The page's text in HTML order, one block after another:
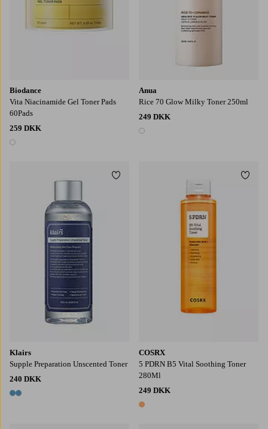
Biodance
Vita Niacinamide Gel Toner Pads
60Pads
259 DKK
1 farve
Anua
Rice 70 Glow Milky Toner 250ml
249 DKK
1 farve
Klairs
Supple Preparation Unscented Toner
240 DKK
2 farver
Tilføj til favoritter
COSRX
5 PDRN B5 Vital Soothing Toner
280Ml
249 DKK
1 farve